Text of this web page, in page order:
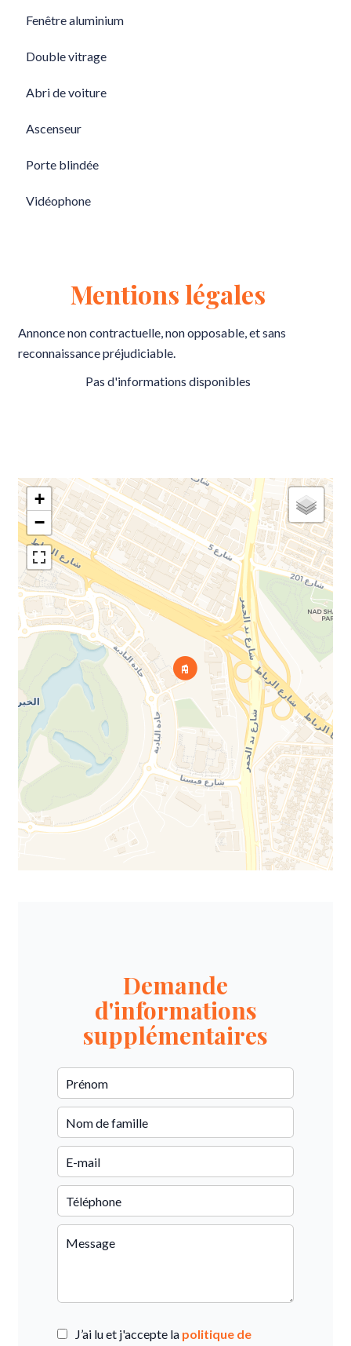
Fenêtre aluminium
Double vitrage
Abri de voiture
Ascenseur
Porte blindée
Vidéophone
Mentions légales
Annonce non contractuelle, non opposable, et sans
reconnaissance préjudiciable.
Pas d'informations disponibles
+
−
Demande
d'informations
supplémentaires
J’ai lu et j'accepte la politique de